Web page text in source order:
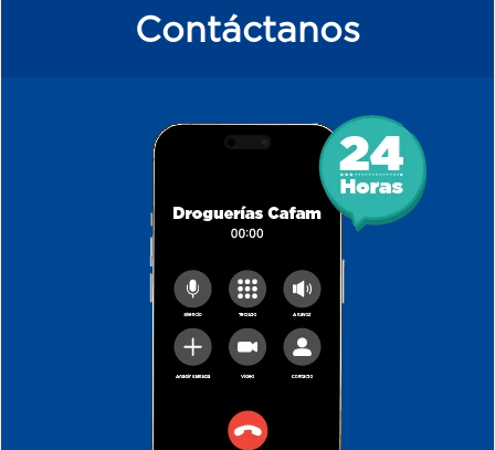
Contáctanos